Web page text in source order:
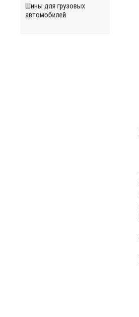
Шины для грузовых
автомобилей